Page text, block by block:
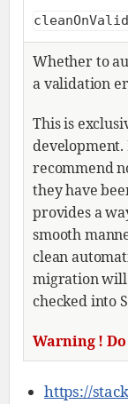
Whether to
a validation
This is
recommend
they have
provides a
smooth
clean
migration will
checked into
Warning !
https://